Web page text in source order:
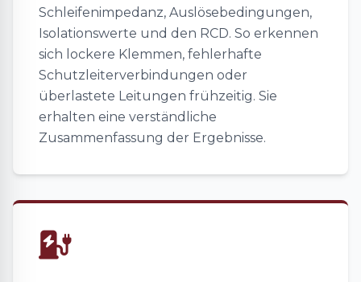
Schleifenimpedanz, Auslösebedingungen,
Isolationswerte und den RCD. So erkennen
sich lockere Klemmen, fehlerhafte
Schutzleiterverbindungen oder
überlastete Leitungen frühzeitig. Sie
erhalten eine verständliche
Zusammenfassung der Ergebnisse.